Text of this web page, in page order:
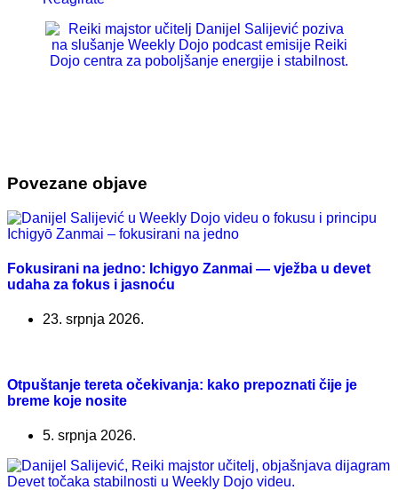
Povezane objave
Fokusirani na jedno: Ichigyo Zanmai — vježba u devet
udaha za fokus i jasnoću
23. srpnja 2026.
Otpuštanje tereta očekivanja: kako prepoznati čije je
breme koje nosite
5. srpnja 2026.